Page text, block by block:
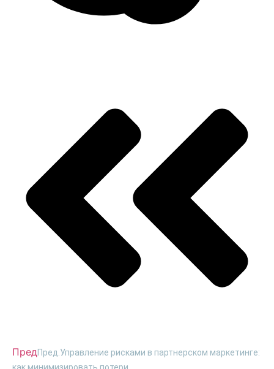
ПредПред.Управление рисками в партнерском маркетинге: